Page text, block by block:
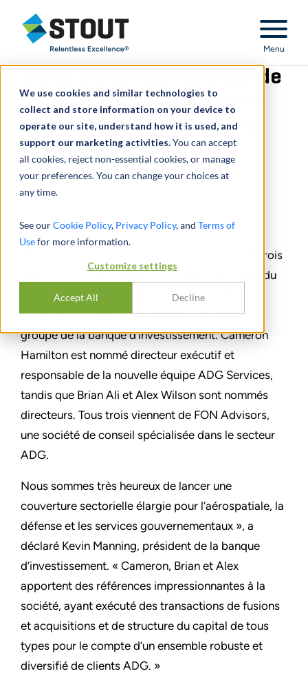
We use cookies and similar technologies to
collect and store information on your device to
operate our site, understand how it is used, and
support our marketing activities.You can accept
all cookies, reject non-essential cookies, or manage
your preferences. You can change your choices at
any time.
See ourCookie Policy, Privacy Policy, and Terms of
Usefor more information.
Customize settings
Accept All Decline
Stout Relentless Excellence
Menu
Stout élargit son groupe de
banque d’investissement
en recrutant trois cadres
supérieurs
June 12, 2023
Stout a le plaisir d’annoncer le recrutement de trois
cadres supérieurs pour renforcer la couverture du
secteur de l’aérospatiale, de la défense et des
services gouvernementaux (ADG) au sein du
groupe de la banque d’investissement. Cameron
Hamilton est nommé directeur exécutif et
responsable de la nouvelle équipe ADG Services,
tandis que Brian Ali et Alex Wilson sont nommés
directeurs. Tous trois viennent de FON Advisors,
une société de conseil spécialisée dans le secteur
ADG.
Nous sommes très heureux de lancer une
couverture sectorielle élargie pour l’aérospatiale, la
défense et les services gouvernementaux », a
déclaré Kevin Manning, président de la banque
d’investissement. « Cameron, Brian et Alex
apportent des références impressionnantes à la
société, ayant exécuté des transactions de fusions
et acquisitions et de structure du capital de tous
types pour le compte d’un ensemble robuste et
diversifié de clients ADG. »